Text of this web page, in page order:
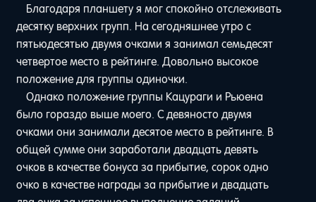
Благодаря планшету я мог спокойно отслеживать
десятку верхних групп. На сегодняшнее утро с
пятьюдесятью двумя очками я занимал семьдесят
четвертое место в рейтинге. Довольно высокое
положение для группы одиночки.
Однако положение группы Кацураги и Рьюена
было гораздо выше моего. С девяносто двумя
очками они занимали десятое место в рейтинге. В
общей сумме они заработали двадцать девять
очков в качестве бонуса за прибытие, сорок одно
очко в качестве награды за прибытие и двадцать